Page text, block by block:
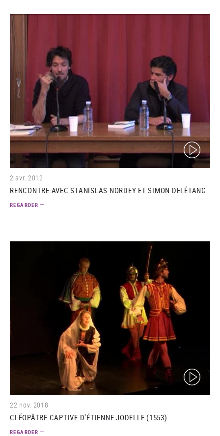
(video)
2 avr. 2012
RENCONTRE AVEC STANISLAS NORDEY ET SIMON DELÉTANG
REGARDER
(video)
22 nov. 2018
CLÉOPÂTRE CAPTIVE D’ÉTIENNE JODELLE (1553)
REGARDER